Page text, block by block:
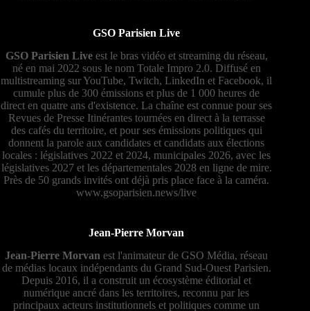
GSO Parisien Live
GSO Parisien Liveest le bras vidéo et streaming du réseau,
né en mai 2022 sous le nom Totale Impro 2.0. Diffusé en
multistreaming sur YouTube, Twitch, LinkedIn et Facebook, il
cumule plus de 300 émissions et plus de 1 000 heures de
direct en quatre ans d'existence. La chaîne est connue pour ses
Revues de Presse Itinérantes tournées en direct à la terrasse
des cafés du territoire, et pour ses émissions politiques qui
donnent la parole aux candidates et candidats aux élections
locales : législatives 2022 et 2024, municipales 2026, avec les
législatives 2027 et les départementales 2028 en ligne de mire.
Près de 50 grands invités ont déjà pris place face à la caméra.
www.gsoparisien.news/live
Jean-Pierre Morvan
Jean-Pierre Morvan est l'animateur de GSO Média, réseau
de médias locaux indépendants du Grand Sud-Ouest Parisien.
Depuis 2016, il a construit un écosystème éditorial et
numérique ancré dans les territoires, reconnu par les
principaux acteurs institutionnels et politiques comme un